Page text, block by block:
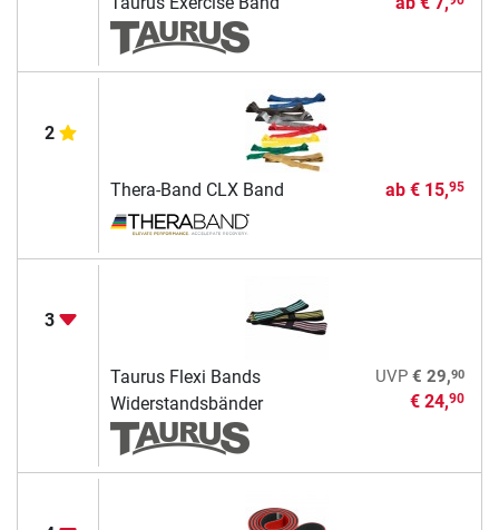
2
Thera-Band CLX Band ab € 15,95
3
Taurus Flexi Bands
Widerstandsbänder
UVP € 29,90
€ 24,90